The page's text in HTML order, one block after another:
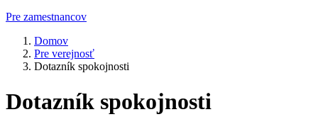
Pre zamestnancov
Domov
Pre verejnosť
Dotazník spokojnosti
Dotazník spokojnosti